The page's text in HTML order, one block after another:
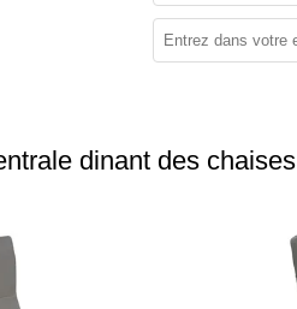
dinant des chaises